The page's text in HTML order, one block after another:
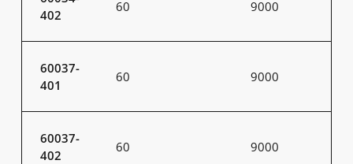
402
60 9000
60037-
401
60 9000
60037-
402
60 9000